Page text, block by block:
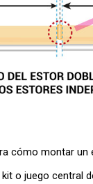
cómo montar un
o juego central